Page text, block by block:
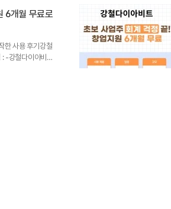
습니다.​​​ 회계프로
던 부..
6개월 무료로
한 사용 후기강철
-강철다이아비트
셨는데요.그때 마
아비트는 25년 3